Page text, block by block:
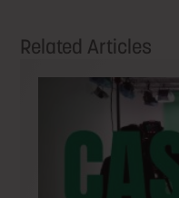
Related Articles